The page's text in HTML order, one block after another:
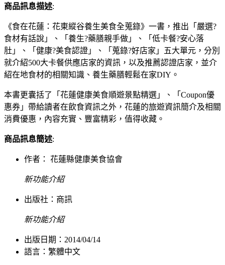
商品訊息描述:
《食在花蓮：花東縱谷養生美食全蒐錄》一書，推出「嚴選?
食材有話說」、「養生?藥膳親手做」、「低卡餐?安心落
肚」、「健康?美食認證」、「蒐錄?好店家」五大單元，分別
就介紹500大卡餐供應店家的資訊，以及推薦認證店家，並介
紹在地食材的相關知識、養生藥膳輕鬆在家DIY。
本書更囊括了「花蓮健康美食順遊景點精選」、「Coupon優
惠券」帶給讀者在飲食資訊之外，花蓮的旅遊資訊簡介及相關
消費優惠，內容充實、豐富精彩，值得收藏。
商品訊息簡述:
作者： 花蓮縣健康美食協會
新功能介紹
出版社： 商訊
新功能介紹
出版日期：2014/04/14
語言：繁體中文